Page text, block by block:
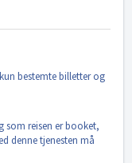
bestemte billetter og
reisen er booket,
denne tjenesten må